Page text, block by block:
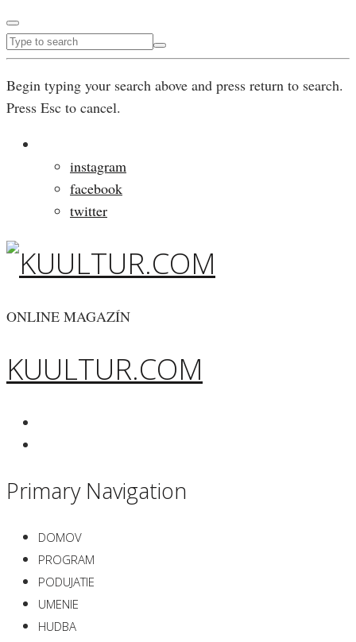
Begin typing your search above and press return to search.
Press Esc to cancel.
instagram
facebook
twitter
ONLINE MAGAZÍN
KUULTUR.COM
Primary Navigation
DOMOV
PROGRAM
PODUJATIE
UMENIE
HUDBA